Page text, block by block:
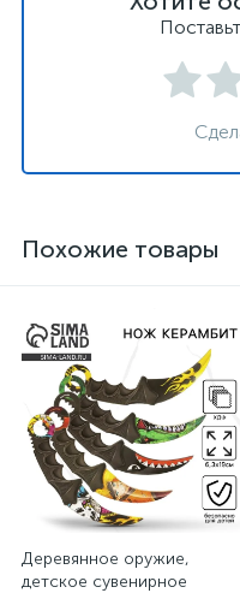
Похожие товары
Деревянное оружие,
детское сувенирное